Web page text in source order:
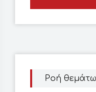
Ροή